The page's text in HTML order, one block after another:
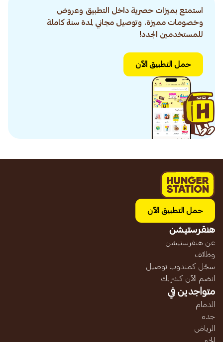
استمتع بميزات حصرية داخل التطبيق وعروض
وخصومات مميزة. وتوصيل مجاني لمدة سنة كاملة
للمستخدمين الجدد!
حمل التطبيق الآن
حمل التطبيق الآن
هنقرستيشن
عن هنقرستيشن
وظائف
سجّل كمندوب توصيل
انضم الآن كشريك
متواجدين في
الدمام
جده
الرياض